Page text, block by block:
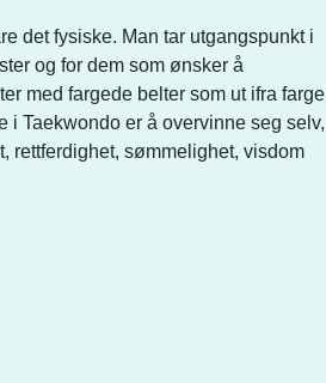
det fysiske. Man tar utgangspunkt i
og for dem som ønsker å
med fargede belter som ut ifra farge
i Taekwondo er å overvinne seg selv,
rettferdighet, sømmelighet, visdom